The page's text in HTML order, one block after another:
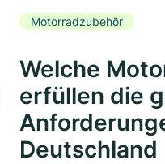
Motorradzubehör
Welche
erfüllen die
Deutschland